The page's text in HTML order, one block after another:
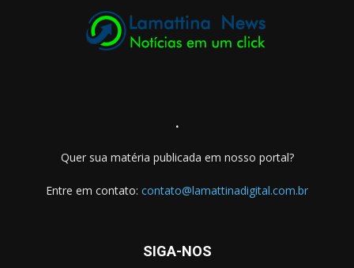
.
Quer sua matéria publicada em nosso portal?
Entre em contato: contato@lamattinadigital.com.br
SIGA-NOS